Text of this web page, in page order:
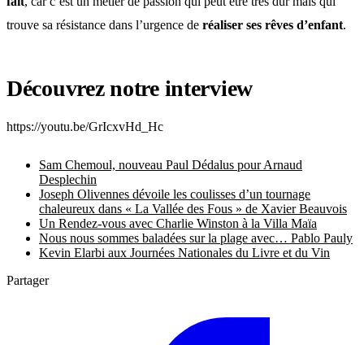
trouve sa résistance dans l’urgence de réaliser ses rêves d’enfant.
Découvrez notre interview
https://youtu.be/GrIcxvHd_Hc
Sam Chemoul, nouveau Paul Dédalus pour Arnaud
Desplechin
Joseph Olivennes dévoile les coulisses d’un tournage
chaleureux dans « La Vallée des Fous » de Xavier Beauvois
Un Rendez-vous avec Charlie Winston à la Villa Maïa
Nous nous sommes baladées sur la plage avec… Pablo Pauly
Kevin Elarbi aux Journées Nationales du Livre et du Vin
Partager